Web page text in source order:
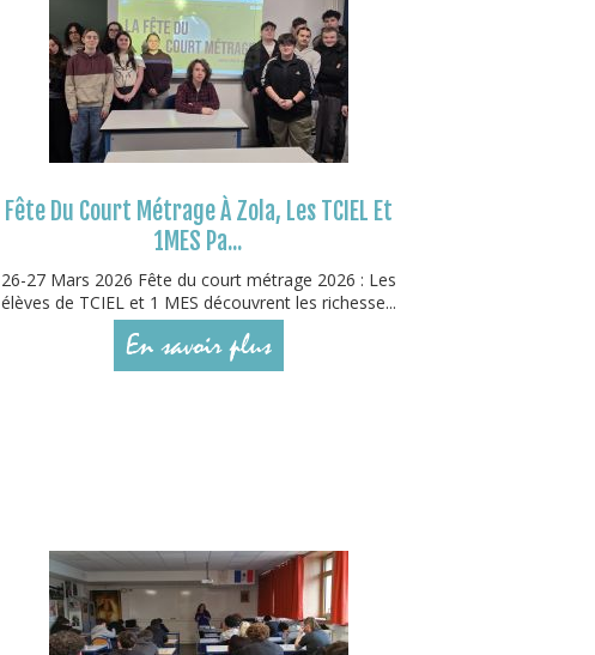
Fête Du Court Métrage À Zola, Les TCIEL Et
1MES Pa...
26-27 Mars 2026 Fête du court métrage 2026 : Les
élèves de TCIEL et 1 MES découvrent les richesse...
En savoir plus